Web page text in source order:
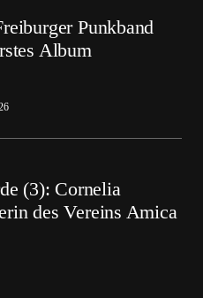
Punkband
Album
(3): Cornelia
des Vereins Amica